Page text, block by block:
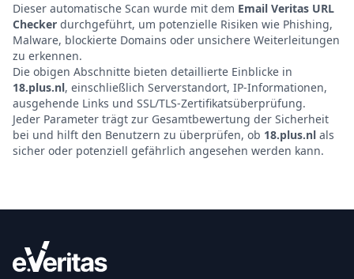
Dieser automatische Scan wurde mit dem Email Veritas URL
Checker durchgeführt, um potenzielle Risiken wie Phishing,
Malware, blockierte Domains oder unsichere Weiterleitungen
zu erkennen.
Die obigen Abschnitte bieten detaillierte Einblicke in
18.plus.nl, einschließlich Serverstandort, IP-Informationen,
ausgehende Links und SSL/TLS-Zertifikatsüberprüfung.
Jeder Parameter trägt zur Gesamtbewertung der Sicherheit
bei und hilft den Benutzern zu überprüfen, ob 18.plus.nl als
sicher oder potenziell gefährlich angesehen werden kann.